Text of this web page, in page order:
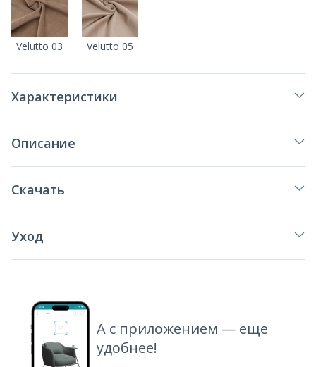
Velutto 03 Velutto 05
Характеристики
Описание
Скачать
Уход
А с приложением — еще
удобнее!